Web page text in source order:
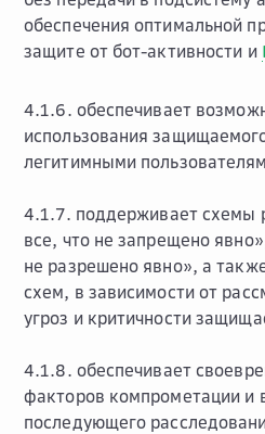
обеспечения оптимальной
защите от бот-активности и
4.1.6. обеспечивает
использования
легитимными
4.1.7. поддерживает схемы
все, что не запрещено
не разрешено явно», а
схем, в зависимости от
угроз и критичности
4.1.8. обеспечивает
факторов компрометации и
последующего